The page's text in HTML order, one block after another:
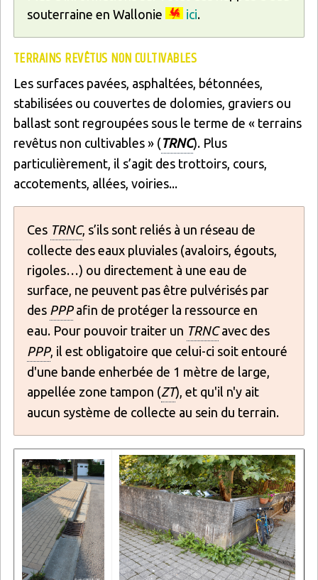
souterraine en Wallonie
ici.
TERRAINS REVÊTUS NON CULTIVABLES
Les surfaces pavées, asphaltées, bétonnées,
stabilisées ou couvertes de dolomies, graviers ou
ballast sont regroupées sous le terme de « terrains
revêtus non cultivables » (TRNC). Plus
particulièrement, il s’agit des trottoirs, cours,
accotements, allées, voiries...
Ces TRNC, s’ils sont reliés à un réseau de
collecte des eaux pluviales (avaloirs, égouts,
rigoles…) ou directement à une eau de
surface, ne peuvent pas être pulvérisés par
des PPPafin de protéger la ressource en
eau. Pour pouvoir traiter un TRNCavec des
PPP, il est obligatoire que celui-ci soit entouré
d'une bande enherbée de 1 mètre de large,
appellée zone tampon (ZT), et qu'il n'y ait
aucun système de collecte au sein du terrain.
Image Image